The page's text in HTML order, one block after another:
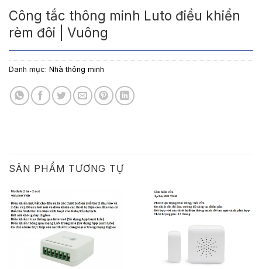
Công tắc thông minh Luto điều khiển
rèm đôi | Vuông
Danh mục: Nhà thông minh
SẢN PHẨM TƯƠNG TỰ